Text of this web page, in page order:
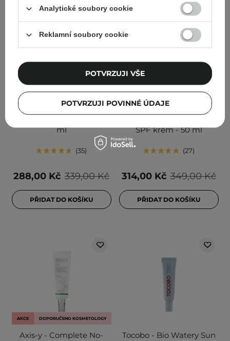
AKCE
Isntree - Hyaluronic Acid
Natural Sun Cream
SPF50+/PA++++ - Krém s
ml
35
339,00 Kč
288,00 Kč
PŘIDAT DO KOŠÍKU
Mary&May - Cica
Soothing Sun Cream
SPF50+/PA++++ -
SPF krém - 50 ml
27
349,00 Kč
314,00 Kč
PŘIDAT DO KOŠÍKU
AKCE DOPORUČENO KOSMETOLOGY
Axis-y - Complete No-
Tocobo - Bio Watery Sun
Analytické soubory cookie
Reklamní soubory cookie
POTVRZUJI POVINNÉ ÚDAJE
POTVRZUJI VŠE